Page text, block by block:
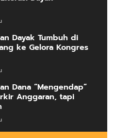
Dayak Tumbuh di
ke Gelora Kongres
Dana “Mengendap”
Anggaran, tapi